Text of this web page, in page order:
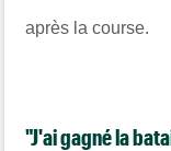
après la course.
"J'ai gagné la